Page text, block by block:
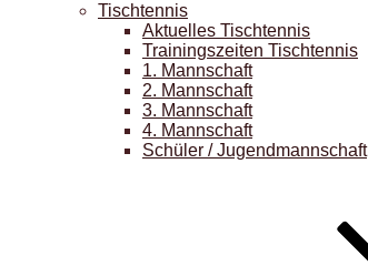
Tischtennis
Aktuelles Tischtennis
Trainingszeiten Tischtennis
1. Mannschaft
2. Mannschaft
3. Mannschaft
4. Mannschaft
Schüler / Jugendmannschaft